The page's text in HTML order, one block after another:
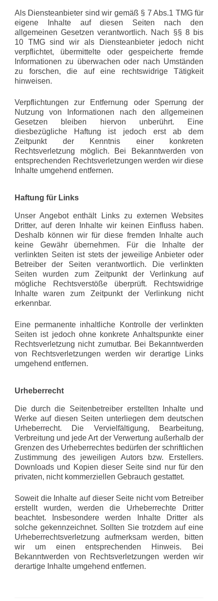
Als Diensteanbieter sind wir gemäß § 7 Abs.1 TMG für
eigene Inhalte auf diesen Seiten nach den
allgemeinen Gesetzen verantwortlich. Nach §§ 8 bis
10 TMG sind wir als Diensteanbieter jedoch nicht
verpflichtet, übermittelte oder gespeicherte fremde
Informationen zu überwachen oder nach Umständen
zu forschen, die auf eine rechtswidrige Tätigkeit
hinweisen.
Verpflichtungen zur Entfernung oder Sperrung der
Nutzung von Informationen nach den allgemeinen
Gesetzen bleiben hiervon unberührt. Eine
diesbezügliche Haftung ist jedoch erst ab dem
Zeitpunkt der Kenntnis einer konkreten
Rechtsverletzung möglich. Bei Bekanntwerden von
entsprechenden Rechtsverletzungen werden wir diese
Inhalte umgehend entfernen.
Haftung für Links
Unser Angebot enthält Links zu externen Websites
Dritter, auf deren Inhalte wir keinen Einfluss haben.
Deshalb können wir für diese fremden Inhalte auch
keine Gewähr übernehmen. Für die Inhalte der
verlinkten Seiten ist stets der jeweilige Anbieter oder
Betreiber der Seiten verantwortlich. Die verlinkten
Seiten wurden zum Zeitpunkt der Verlinkung auf
mögliche Rechtsverstöße überprüft. Rechtswidrige
Inhalte waren zum Zeitpunkt der Verlinkung nicht
erkennbar.
Eine permanente inhaltliche Kontrolle der verlinkten
Seiten ist jedoch ohne konkrete Anhaltspunkte einer
Rechtsverletzung nicht zumutbar. Bei Bekanntwerden
von Rechtsverletzungen werden wir derartige Links
umgehend entfernen.
Urheberrecht
Die durch die Seitenbetreiber erstellten Inhalte und
Werke auf diesen Seiten unterliegen dem deutschen
Urheberrecht. Die Vervielfältigung, Bearbeitung,
Verbreitung und jede Art der Verwertung außerhalb der
Grenzen des Urheberrechtes bedürfen der schriftlichen
Zustimmung des jeweiligen Autors bzw. Erstellers.
Downloads und Kopien dieser Seite sind nur für den
privaten, nicht kommerziellen Gebrauch gestattet.
Soweit die Inhalte auf dieser Seite nicht vom Betreiber
erstellt wurden, werden die Urheberrechte Dritter
beachtet. Insbesondere werden Inhalte Dritter als
solche gekennzeichnet. Sollten Sie trotzdem auf eine
Urheberrechtsverletzung aufmerksam werden, bitten
wir um einen entsprechenden Hinweis. Bei
Bekanntwerden von Rechtsverletzungen werden wir
derartige Inhalte umgehend entfernen.